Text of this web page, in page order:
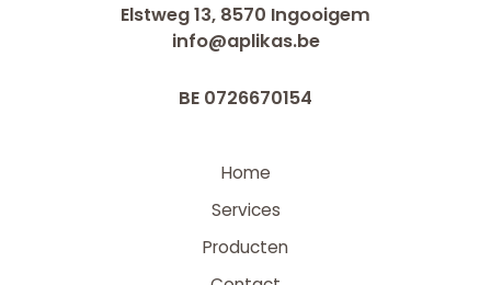
Elstweg 13, 8570 Ingooigem
info@aplikas.be
BE 0726670154
Home
Services
Producten